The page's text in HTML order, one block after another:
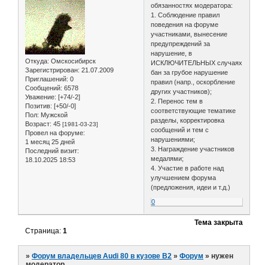
Откуда: Омскосибирск
Зарегистрирован: 21.07.2009
Приглашений: 0
Сообщений: 6578
Уважение: [+74/-2]
Позитив: [+50/-0]
Пол: Мужской
Возраст: 45 [1981-03-23]
Провел на форуме:
1 месяц 25 дней
Последний визит:
18.10.2025 18:53
обязанностях модератора:
1. Соблюдение правил
поведения на форуме
участниками, вынесение
предупреждений за
нарушение, в
ИСКЛЮЧИТЕЛЬНЫХ случаях
бан за грубое нарушение
правил (напр., оскорбление
других участников);
2. Перенос тем в
соответствующие тематике
разделы, корректировка
сообщений и тем с
нарушениями;
3. Награждение участников
медалями;
4. Участие в работе над
улучшением форума
(предложения, идеи и т.д.)
0
Тема закрыта
Страница:1
»Форум владельцев Audi 80 в кузове В2 »Форум »нужен